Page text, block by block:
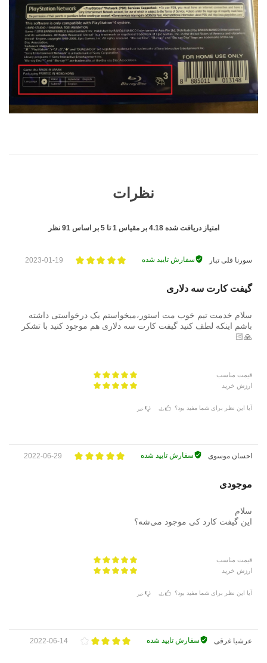
نظرات
امتیاز دریافت شده4.18 بر مقیاس 1تا5 بر اساس 91 نظر
سورنا قلی تبار سفارش تایید شده 2023-01-19
گیفت کارت سه دلاری
سلام خدمت تیم خوب مت استور،میخواستم یک درخواستی داشته
باشم اینکه لطف کنید گیفت کارت سه دلاری هم موجود کنید با تشکر
🙏🏻
قیمت مناسب
ارزش خرید
آیا این نظر برای شما مفید بود؟ بله خیر
احسان موسوی سفارش تایید شده 2022-06-29
موجودی
سلام
این گیفت کارد کی موجود می‌شه؟
قیمت مناسب
ارزش خرید
آیا این نظر برای شما مفید بود؟ بله خیر
عرشیا غرقی سفارش تایید شده 2022-06-14